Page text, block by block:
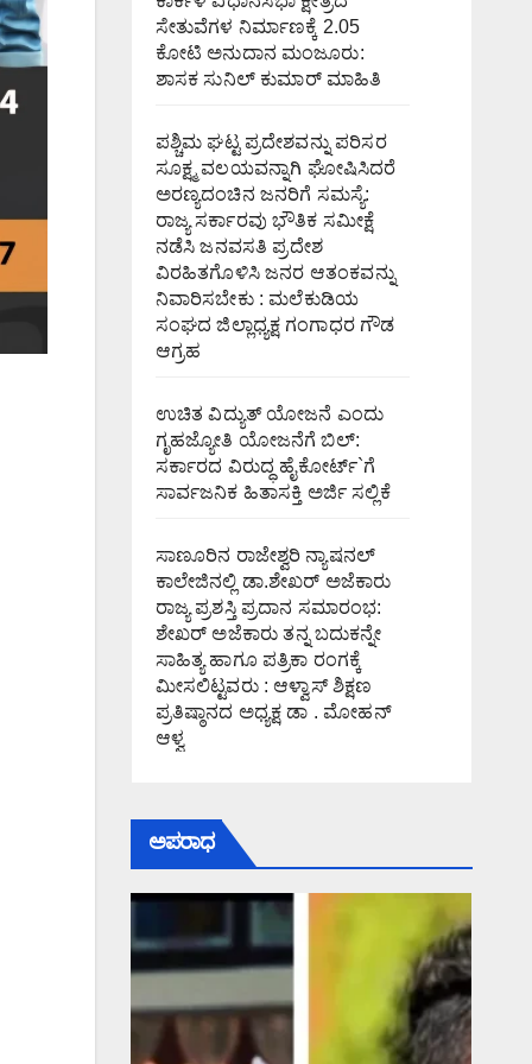
ಸೇತುವೆಗಳ ನಿರ್ಮಾಣಕ್ಕೆ 2.05
ಕೋಟಿ ಅನುದಾನ ಮಂಜೂರು:
ಶಾಸಕ ಸುನಿಲ್ ಕುಮಾರ್ ಮಾಹಿತಿ
ಪಶ್ಚಿಮ ಘಟ್ಟ ಪ್ರದೇಶವನ್ನು ಪರಿಸರ
ಸೂಕ್ಷ್ಮ ವಲಯವನ್ನಾಗಿ ಘೋಷಿಸಿದರೆ
ಅರಣ್ಯದಂಚಿನ ಜನರಿಗೆ ಸಮಸ್ಯೆ:
ರಾಜ್ಯ ಸರ್ಕಾರವು ಭೌತಿಕ ಸಮೀಕ್ಷೆ
ನಡೆಸಿ ಜನವಸತಿ ಪ್ರದೇಶ
ವಿರಹಿತಗೊಳಿಸಿ ಜನರ ಆತಂಕವನ್ನು
ನಿವಾರಿಸಬೇಕು : ಮಲೆಕುಡಿಯ
ಸಂಘದ ಜಿಲ್ಲಾಧ್ಯಕ್ಷ ಗಂಗಾಧರ ಗೌಡ
ಆಗ್ರಹ
ಉಚಿತ ವಿದ್ಯುತ್ ಯೋಜನೆ ಎಂದು
ಗೃಹಜ್ಯೋತಿ ಯೋಜನೆಗೆ ಬಿಲ್:
ಸರ್ಕಾರದ ವಿರುದ್ಧ ಹೈಕೋರ್ಟ್`ಗೆ
ಸಾರ್ವಜನಿಕ ಹಿತಾಸಕ್ತಿ ಅರ್ಜಿ ಸಲ್ಲಿಕೆ
ಸಾಣೂರಿನ ರಾಜೇಶ್ವರಿ ನ್ಯಾಷನಲ್
ಕಾಲೇಜಿನಲ್ಲಿ ಡಾ.ಶೇಖರ್ ಅಜೆಕಾರು
ರಾಜ್ಯ ಪ್ರಶಸ್ತಿ ಪ್ರದಾನ ಸಮಾರಂಭ:
ಶೇಖರ್ ಅಜೆಕಾರು ತನ್ನ ಬದುಕನ್ನೇ
ಸಾಹಿತ್ಯ ಹಾಗೂ ಪತ್ರಿಕಾ ರಂಗಕ್ಕೆ
ಮೀಸಲಿಟ್ಟವರು : ಆಳ್ವಾಸ್ ಶಿಕ್ಷಣ
ಪ್ರತಿಷ್ಠಾನದ ಅಧ್ಯಕ್ಷ ಡಾ . ಮೋಹನ್
ಆಳ್ವ
ಅಪರಾಧ